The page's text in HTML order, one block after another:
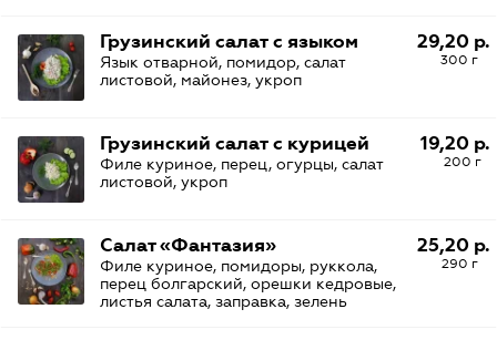
29,20 р.
300 г
Грузинский салат с языком
Язык отварной, помидор, салат
листовой, майонез, укроп
19,20 р.
200 г
Грузинский салат с курицей
Филе куриное, перец, огурцы, салат
листовой, укроп
25,20 р.
290 г
Салат «Фантазия»
Филе куриное, помидоры, руккола,
перец болгарский, орешки кедровые,
листья салата, заправка, зелень